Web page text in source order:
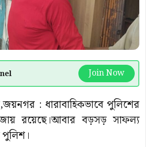
Join Now
: ধারাবাহিকভাবে পুলিশের
রয়েছে।আবার বড়সড় সাফল্য